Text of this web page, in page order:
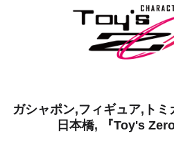
ガシャポン,フィギュア,ト
日本橋, 『Toy's